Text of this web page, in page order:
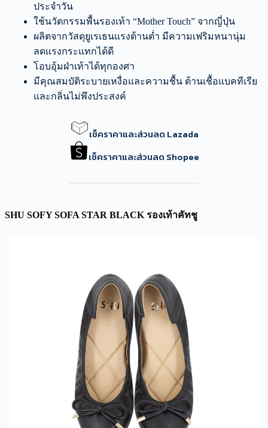
ประจำวัน
ใช้นวัตกรรมพื้นรองเท้า “Mother Touch” จากญี่ปุ่น
ผลิตจากวัสดุยูเรเธนแรงต้านต่ำ มีความเฟริมหนานุ่ม
ลดแรงกระแทกได้ดี
โอบอุ้มฝ่าเท้าได้ทุกองศา
มีคุณสมบัติระบายเหงื่อและความชื้น ต้านเชื้อแบคทีเรีย
และกลิ่นไม่พึงประสงค์
เช็คราคาและส่วนลด Lazada
เช็คราคาและส่วนลด Shopee
SHU SOFY SOFA STAR BLACK รองเท้าคัทชู